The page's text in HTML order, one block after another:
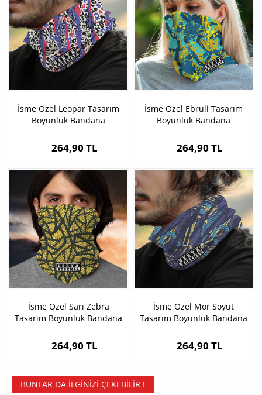
İsme Özel Leopar Tasarım
Boyunluk Bandana
264,90 TL
İsme Özel Ebruli Tasarım
Boyunluk Bandana
264,90 TL
İsme Özel Sarı Zebra
Tasarım Boyunluk Bandana
264,90 TL
İsme Özel Mor Soyut
Tasarım Boyunluk Bandana
264,90 TL
BUNLAR DA İLGINIZI ÇEKEBILIR !